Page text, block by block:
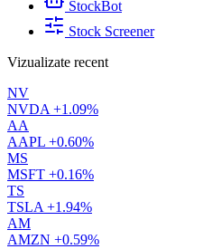
StockBot
Stock Screener
Vizualizate recent
NV
NVDA +1.09%
AA
AAPL +0.60%
MS
MSFT +0.16%
TS
TSLA +1.94%
AM
AMZN +0.59%